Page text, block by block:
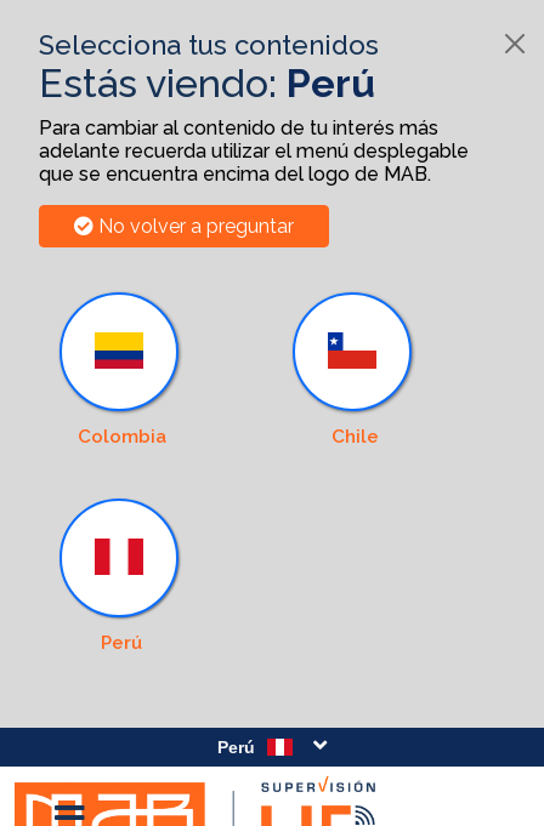
Selecciona tus contenidos
Estás viendo: Perú
Para cambiar al contenido de tu interés más
adelante recuerda utilizar el menú desplegable
que se encuentra encima del logo de MAB.
No volver a preguntar
Colombia Chile
Perú
Perú